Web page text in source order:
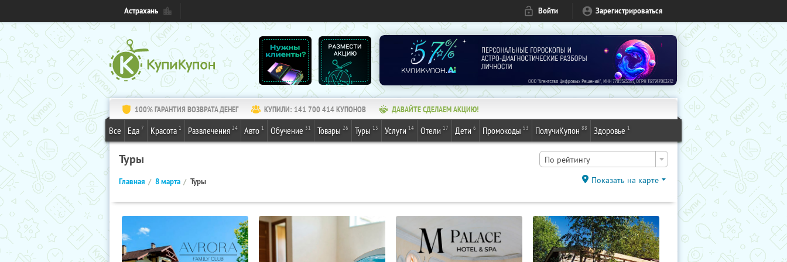
Астрахань Войти Зарегистрироваться
100% ГАРАНТИЯ ВОЗВРАТА ДЕНЕГ КУПИЛИ: 141 700 414КУПОНОВ ДАВАЙТЕ СДЕЛАЕМ АКЦИЮ!
Все Еда 7 Красота 1 Развлечения 24 Авто 1 Обучение 31 Товары 26 Туры 13 Услуги 14 Отели 17 Дети 6 Промокоды 53 ПолучиКупон 88 Здоровье 1
Туры По рейтингу
Главная 8 марта Туры Показать на карте